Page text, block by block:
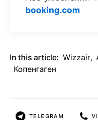
booking.com
In this article: Wizzair,
Копенгаген
TELEGRAM